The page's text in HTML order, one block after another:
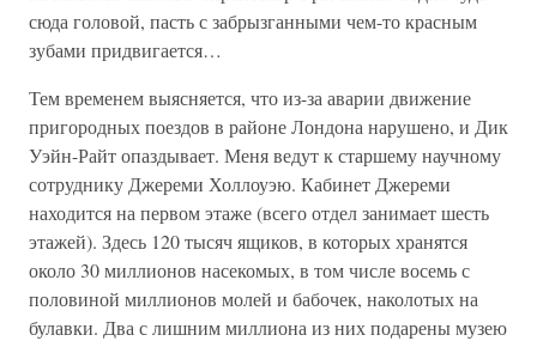
сюда головой, пасть с забрызганными чем-то красным
зубами придвигается…
Тем временем выясняется, что из-за аварии движение
пригородных поездов в районе Лондона нарушено, и Дик
Уэйн-Райт опаздывает. Меня ведут к старшему научному
сотруднику Джереми Холлоуэю. Кабинет Джереми
находится на первом этаже (всего отдел занимает шесть
этажей). Здесь 120 тысяч ящиков, в которых хранятся
около 30 миллионов насекомых, в том числе восемь с
половиной миллионов молей и бабочек, наколотых на
булавки. Два с лишним миллиона из них подарены музею